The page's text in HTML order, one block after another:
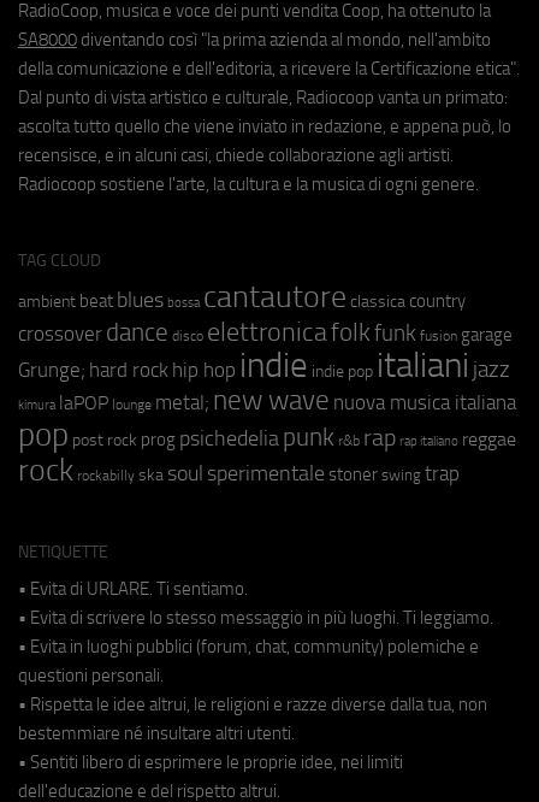
RadioCoop, musica e voce dei punti vendita Coop, ha ottenuto la
SA8000 diventando così "la prima azienda al mondo, nell'ambito
della comunicazione e dell'editoria, a ricevere la Certificazione etica".
Dal punto di vista artistico e culturale, Radiocoop vanta un primato:
ascolta tutto quello che viene inviato in redazione, e appena può, lo
recensisce, e in alcuni casi, chiede collaborazione agli artisti.
Radiocoop sostiene l'arte, la cultura e la musica di ogni genere.
TAG CLOUD
ambient beat blues bossa cantautore classica country
crossover dance disco elettronicafolkfunk fusion garage
Grunge; hard rock hip hop indie indie pop italiani jazz
kimura laPOP lounge metal; new wave nuova musica italiana
pop post rock prog psichedeliapunk r&b rap rap italiano reggae
rock rockabilly ska soul sperimentale stoner swing trap
NETIQUETTE
• Evita di URLARE. Ti sentiamo.
• Evita di scrivere lo stesso messaggio in più luoghi. Ti leggiamo.
• Evita in luoghi pubblici (forum, chat, community) polemiche e
questioni personali.
• Rispetta le idee altrui, le religioni e razze diverse dalla tua, non
bestemmiare né insultare altri utenti.
• Sentiti libero di esprimere le proprie idee, nei limiti
dell'educazione e del rispetto altrui.